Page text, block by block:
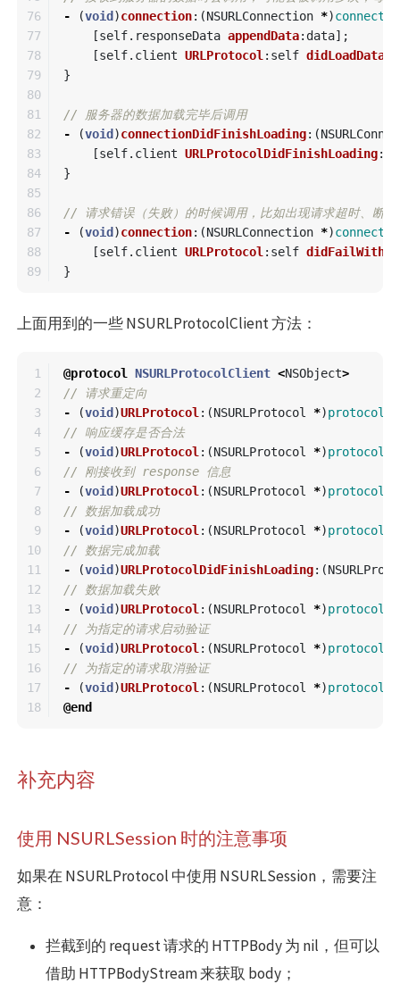
76
77
78
79
80
81
82
83
84
85
86
87
88
-
(void )connection:(NSURLConnection *)
[self. responseData appendData: data];
[self. client URLProtocol: self didLoadData
}
// 服务器的数据加载完毕后调用
-
(void )connectionDidFinishLoading:(
[self. client URLProtocolDidFinishLoading:
}
// 请求错误（失败）的时候调用，比如出现请求超时、断网
-
(void )connection:(NSURLConnection *)
[self. client URLProtocol: self
}
上面用到的一些 NSURLProtocolClient 方法：
1
2
3
4
5
6
7
8
9
10
11
12
13
14
15
16
17
@protocol NSURLProtocolClient <NSObject>
// 请求重定向
-
(void )URLProtocol:(NSURLProtocol *)protocol
// 响应缓存是否合法
-
(void )URLProtocol:(NSURLProtocol *)protocol
// 刚接收到 response 信息
-
(void )URLProtocol:(NSURLProtocol *)protocol
// 数据加载成功
-
(void )URLProtocol:(NSURLProtocol *)protocol
// 数据完成加载
-
(void )URLProtocolDidFinishLoading:(
// 数据加载失败
-
(void )URLProtocol:(NSURLProtocol *)protocol
// 为指定的请求启动验证
-
(void )URLProtocol:(NSURLProtocol *)protocol
// 为指定的请求取消验证
-
(void )URLProtocol:(NSURLProtocol *)protocol
@end
补充内容
使用 NSURLSession 时的注意事项
如果在 NSURLProtocol 中使用 NSURLSession，需要注
意：
拦截到的 request 请求的 HTTPBody 为 nil，但可以
借助 HTTPBodyStream 来获取 body；